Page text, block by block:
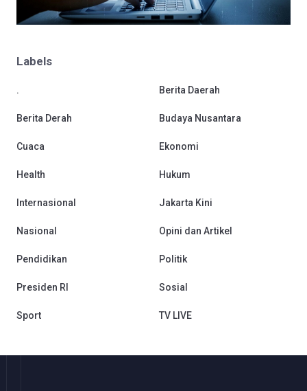
Labels
. Berita Daerah
Berita Derah Budaya Nusantara
Cuaca Ekonomi
Health Hukum
Internasional Jakarta Kini
Nasional Opini dan Artikel
Pendidikan Politik
Presiden RI Sosial
Sport TV LIVE